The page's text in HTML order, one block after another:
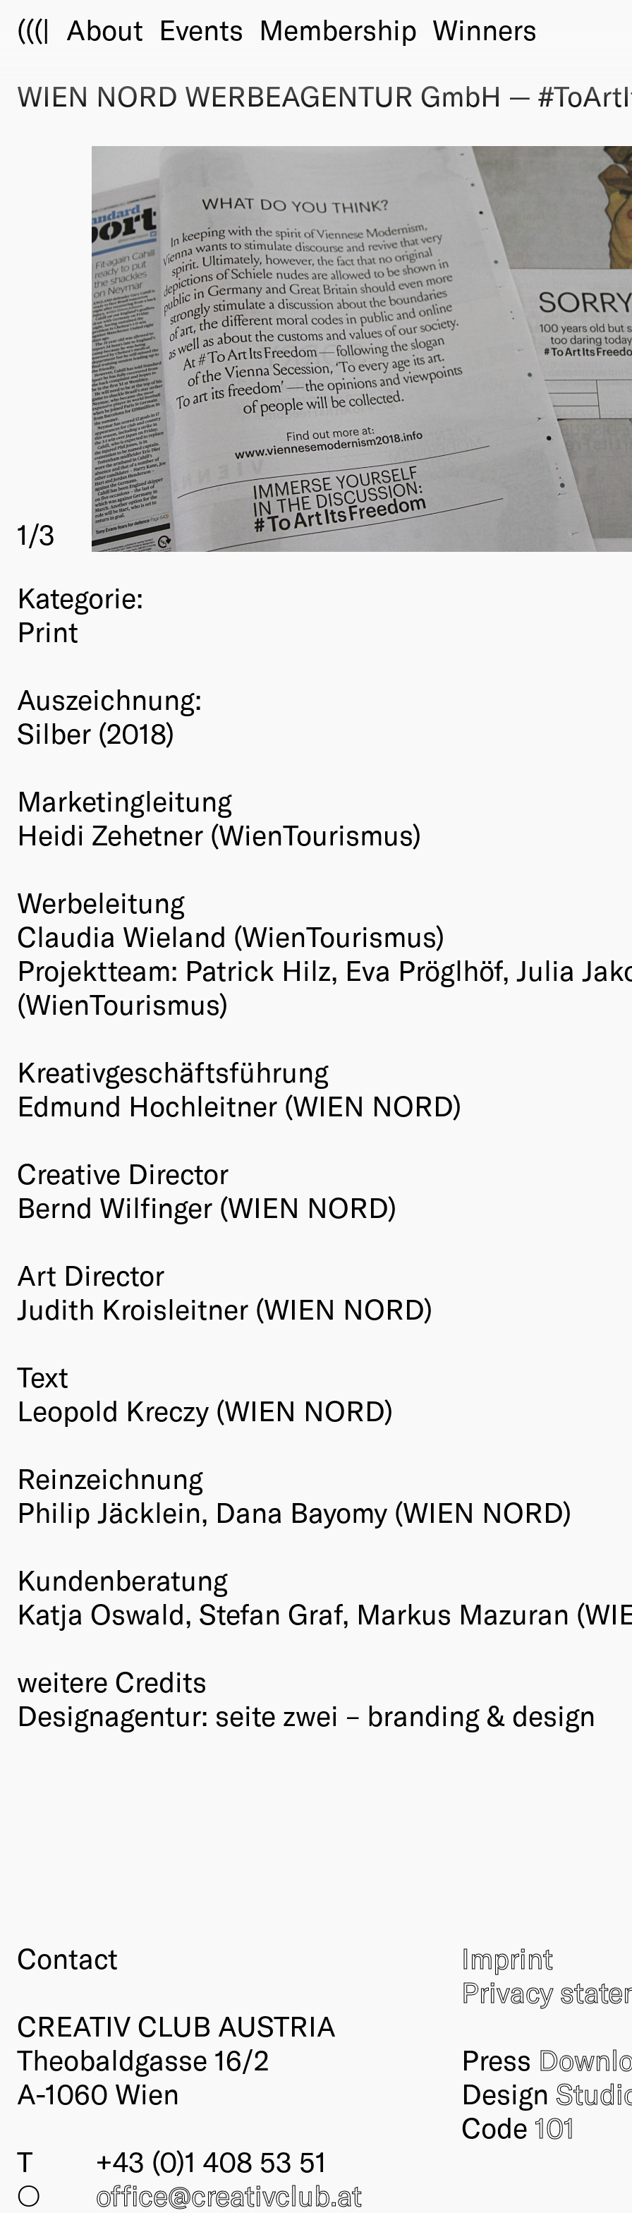
(((| About Events Membership Winners
WIEN NORD WERBEAGENTUR GmbH —
1/3
Kategorie:
Print
Auszeichnung:
Silber (2018)
Marketingleitung
Heidi Zehetner (WienTourismus)
Werbeleitung
Claudia Wieland (WienTourismus)
Projektteam: Patrick Hilz, Eva Pröglhöf, Julia
(WienTourismus)
Kreativgeschäftsführung
Edmund Hochleitner (WIEN NORD)
Creative Director
Bernd Wilfinger (WIEN NORD)
Art Director
Judith Kroisleitner (WIEN NORD)
Text
Leopold Kreczy (WIEN NORD)
Reinzeichnung
Philip Jäcklein, Dana Bayomy (WIEN NORD)
Kundenberatung
Katja Oswald, Stefan Graf, Markus Mazuran
weitere Credits
Designagentur: seite zwei – branding & design
Contact
CREATIV CLUB AUSTRIA
Theobaldgasse 16/2
A-1060 Wien
T
+43 (0)1 408 53 51
○
office@creativclub.at
Imprint
Privacy
Press
Design
Code 101